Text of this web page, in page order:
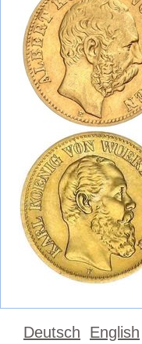
Deutsch English